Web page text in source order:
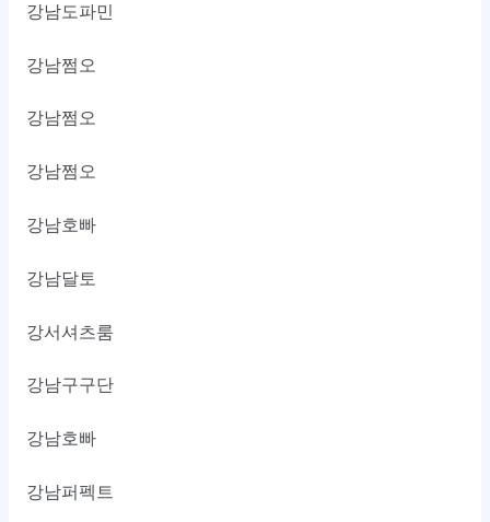
강남도파민
강남쩜오
강남쩜오
강남쩜오
강남호빠
강남달토
강서셔츠룸
강남구구단
강남호빠
강남퍼펙트